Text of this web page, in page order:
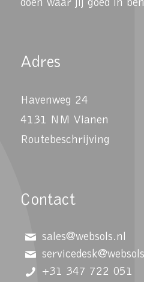
doen waar jij goed in
Adres
Havenweg 24
4131 NM Vianen
Routebeschrijving
Contact
sales@websols.nl
+31 347 722 051